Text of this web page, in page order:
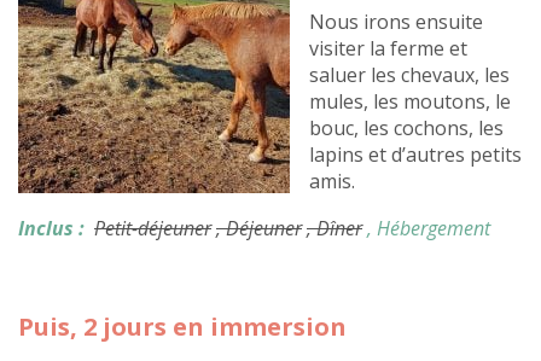
Nous irons ensuite
visiter la ferme et
saluer les chevaux, les
mules, les moutons, le
bouc, les cochons, les
lapins et d’autres petits
amis.
Inclus : Petit-déjeuner, Déjeuner, Dîner, Hébergement
Puis, 2 jours en immersion